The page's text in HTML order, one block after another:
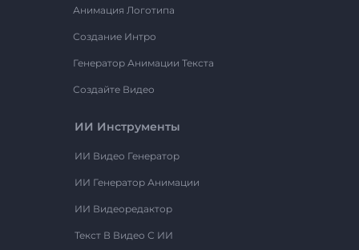
Анимация Логотипа
Создание Интро
Генератор Анимации Текста
Создайте Видео
ИИ Инструменты
ИИ Видео Генератор
ИИ Генератор Анимации
ИИ Видеоредактор
Текст В Видео С ИИ